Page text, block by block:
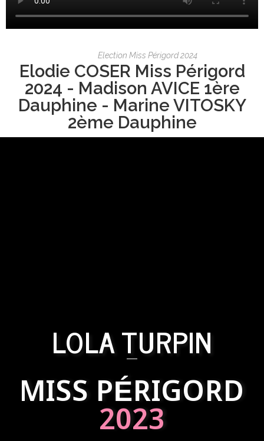
Election Miss Périgord 2024
Elodie COSER Miss Périgord
2024 - Madison AVICE 1ère
Dauphine - Marine VITOSKY
2ème Dauphine
LOLA TURPIN
MISS PÉRIGORD
2023